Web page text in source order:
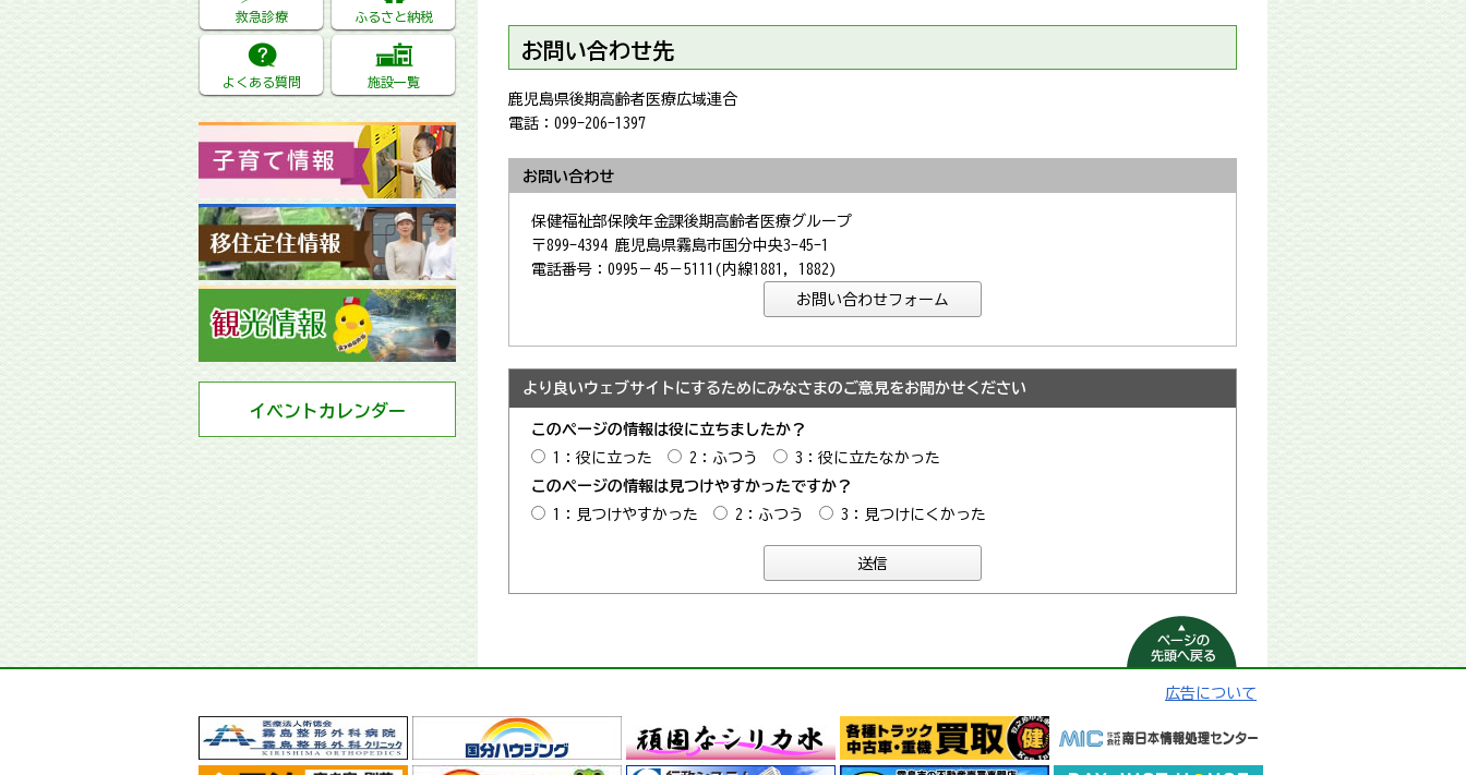
救急診療 ふるさと納税
よくある質問 施設一覧
イベントカレンダー
お問い合わせ先
鹿児島県後期高齢者医療広域連合
電話：099-206-1397
お問い合わせ
保健福祉部保険年金課後期高齢者医療グループ
〒899-4394 鹿児島県霧島市国分中央3-45-1
電話番号：0995－45－5111(内線1881，1882)
より良いウェブサイトにするためにみなさまのご意見をお聞かせください
このページの情報は役に立ちましたか？
1：役に立った
2：ふつう
3：役に立たなかった
このページの情報は見つけやすかったですか？
1：見つけやすかった
2：ふつう 3：見つけにくかった
ページの先頭へ
戻る
広告について